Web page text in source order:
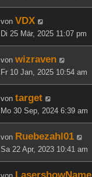
von VDX
Di 25 Mär, 2025 11:07 pm
von wizraven
Fr 10 Jan, 2025 10:54 am
von target
Mo 30 Sep, 2024 6:39 am
von Ruebezahl01
Sa 22 Apr, 2023 10:41 am
LasershowName